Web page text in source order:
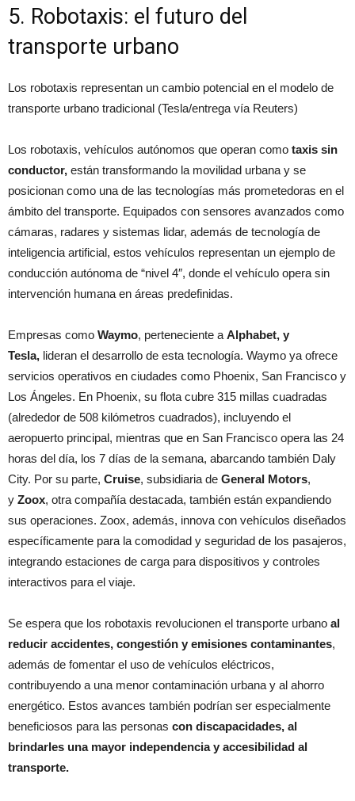
5. Robotaxis: el futuro del
transporte urbano
Los robotaxis representan un cambio potencial en el modelo de
transporte urbano tradicional (Tesla/entrega vía Reuters)
Los robotaxis, vehículos autónomos que operan como taxis sin
conductor, están transformando la movilidad urbana y se
posicionan como una de las tecnologías más prometedoras en el
ámbito del transporte. Equipados con sensores avanzados como
cámaras, radares y sistemas lidar, además de tecnología de
inteligencia artificial, estos vehículos representan un ejemplo de
conducción autónoma de “nivel 4″, donde el vehículo opera sin
intervención humana en áreas predefinidas.
Empresas como Waymo, perteneciente a Alphabet, y
Tesla, lideran el desarrollo de esta tecnología. Waymo ya ofrece
servicios operativos en ciudades como Phoenix, San Francisco y
Los Ángeles. En Phoenix, su flota cubre 315 millas cuadradas
(alrededor de 508 kilómetros cuadrados), incluyendo el
aeropuerto principal, mientras que en San Francisco opera las 24
horas del día, los 7 días de la semana, abarcando también Daly
City. Por su parte, Cruise, subsidiaria de General Motors,
y Zoox, otra compañía destacada, también están expandiendo
sus operaciones. Zoox, además, innova con vehículos diseñados
específicamente para la comodidad y seguridad de los pasajeros,
integrando estaciones de carga para dispositivos y controles
interactivos para el viaje.
Se espera que los robotaxis revolucionen el transporte urbano al
reducir accidentes, congestión y emisiones contaminantes,
además de fomentar el uso de vehículos eléctricos,
contribuyendo a una menor contaminación urbana y al ahorro
energético. Estos avances también podrían ser especialmente
beneficiosos para las personas con discapacidades, al
brindarles una mayor independencia y accesibilidad al
transporte.